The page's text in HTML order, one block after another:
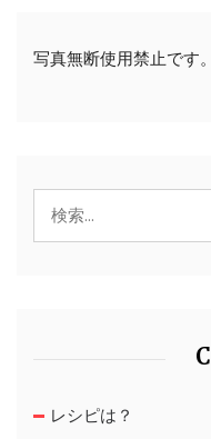
写真無断使用禁止です。
レシピは？